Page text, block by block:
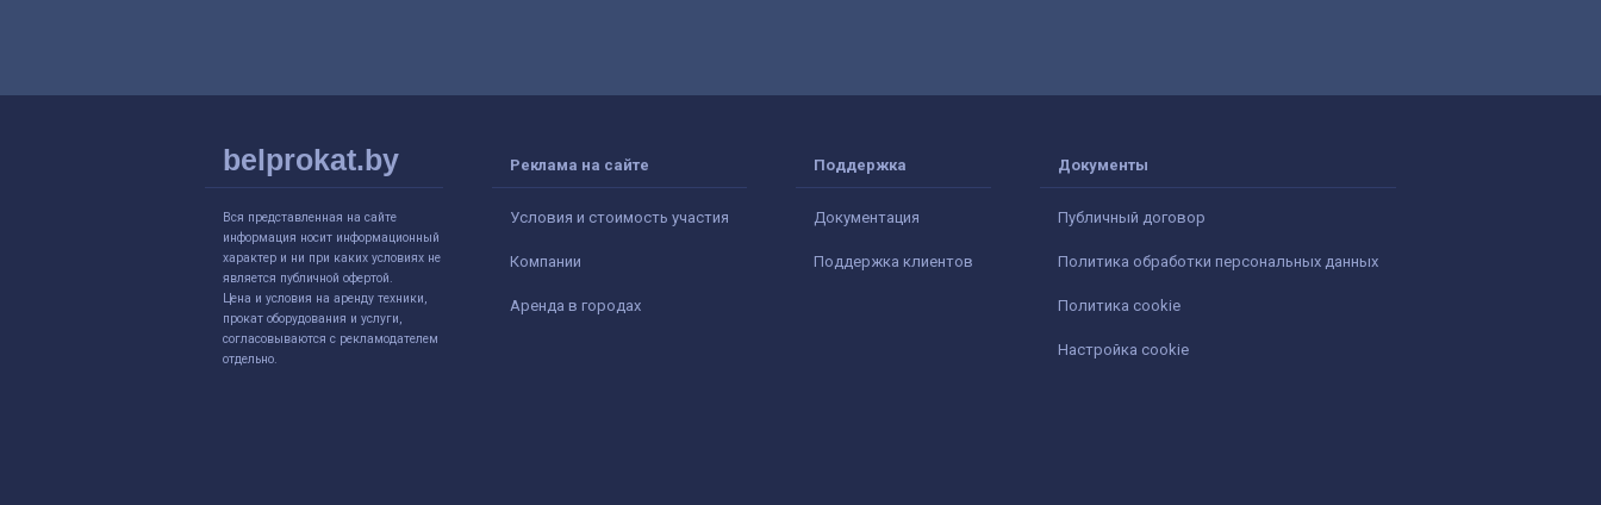
belprokat.by
Вся представленная на сайте
информация носит информационный
характер и ни при каких условиях не
является публичной офертой.
Цена и условия на аренду техники,
прокат оборудования и услуги,
согласовываются с рекламодателем
отдельно.
Реклама на сайте
Условия и стоимость участия
Компании
Аренда в городах
Поддержка
Документация
Поддержка клиентов
Документы
Публичный договор
Политика обработки персональных данных
Политика cookie
Настройка cookie